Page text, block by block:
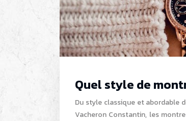
Quel style de
Du style classique et abordable
Vacheron Constantin, les